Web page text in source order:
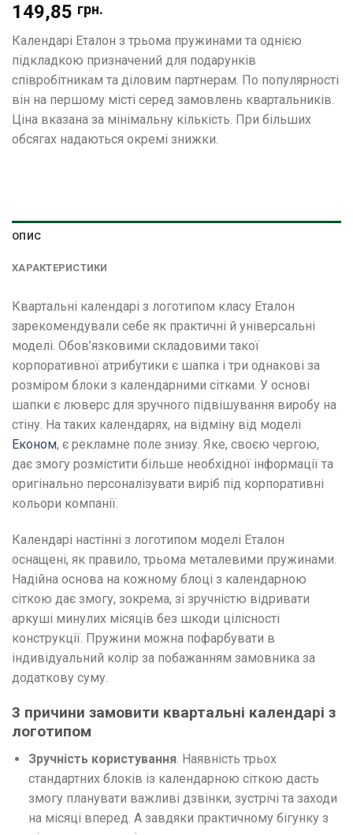
149,85 грн.
Календарі Еталон з трьома пружинами та однією
підкладкою призначений для подарунків
співробітникам та діловим партнерам. По популярності
він на першому місті серед замовлень квартальників.
Ціна вказана за мінімальну кількість. При більших
обсягах надаються окремі знижки.
ОПИС
ХАРАКТЕРИСТИКИ
Квартальні календарі з логотипом класу Еталон
зарекомендували себе як практичні й універсальні
моделі. Обов’язковими складовими такої
корпоративної атрибутики є шапка і три однакові за
розміром блоки з календарними сітками. У основі
шапки є люверс для зручного підвішування виробу на
стіну. На таких календарях, на відміну від моделі
Економ, є рекламне поле знизу. Яке, своєю чергою,
дає змогу розмістити більше необхідної інформації та
оригінально персоналізувати виріб під корпоративні
кольори компанії.
Календарі настінні з логотипом моделі Еталон
оснащені, як правило, трьома металевими пружинами.
Надійна основа на кожному блоці з календарною
сіткою дає змогу, зокрема, зі зручністю відривати
аркуші минулих місяців без шкоди цілісності
конструкції. Пружини можна пофарбувати в
індивідуальний колір за побажанням замовника за
додаткову суму.
3 причини замовити квартальні календарі з
логотипом
Зручність користування. Наявність трьох
стандартних блоків із календарною сіткою дасть
змогу планувати важливі дзвінки, зустрічі та заходи
на місяці вперед. А завдяки практичному бігунку з